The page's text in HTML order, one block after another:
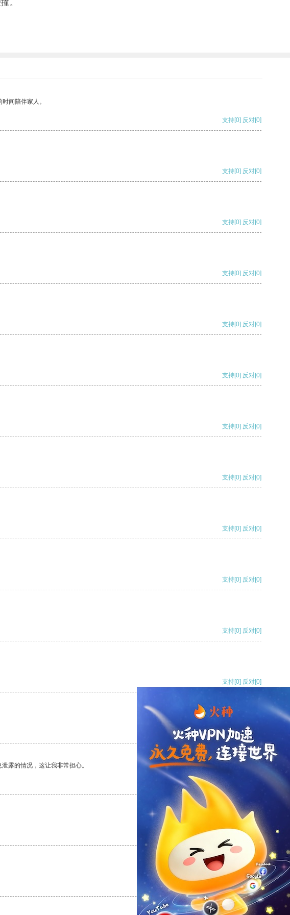
。
间陪伴家人。
支持[0] 反对[0]
支持[0] 反对[0]
支持[0] 反对[0]
支持[0] 反对[0]
支持[0] 反对[0]
支持[0] 反对[0]
支持[0] 反对[0]
支持[0] 反对[0]
支持[0] 反对[0]
支持[0] 反对[0]
支持[0] 反对[0]
支持[0] 反对[0]
支持[0] 反对
露的情况，这让我非常担心。
支持
反对 [0]
支持[0] 反对[0]